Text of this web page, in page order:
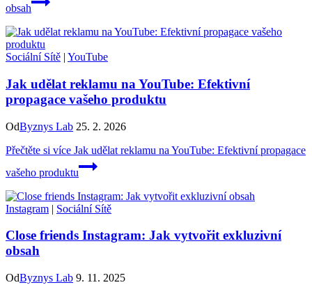
obsah
Sociální Sítě | YouTube
Jak udělat reklamu na YouTube: Efektivní
propagace vašeho produktu
OdByznys Lab 25. 2. 2026
Přečtěte si více Jak udělat reklamu na YouTube: Efektivní propagace
vašeho produktu
Instagram | Sociální Sítě
Close friends Instagram: Jak vytvořit exkluzivní
obsah
OdByznys Lab 9. 11. 2025